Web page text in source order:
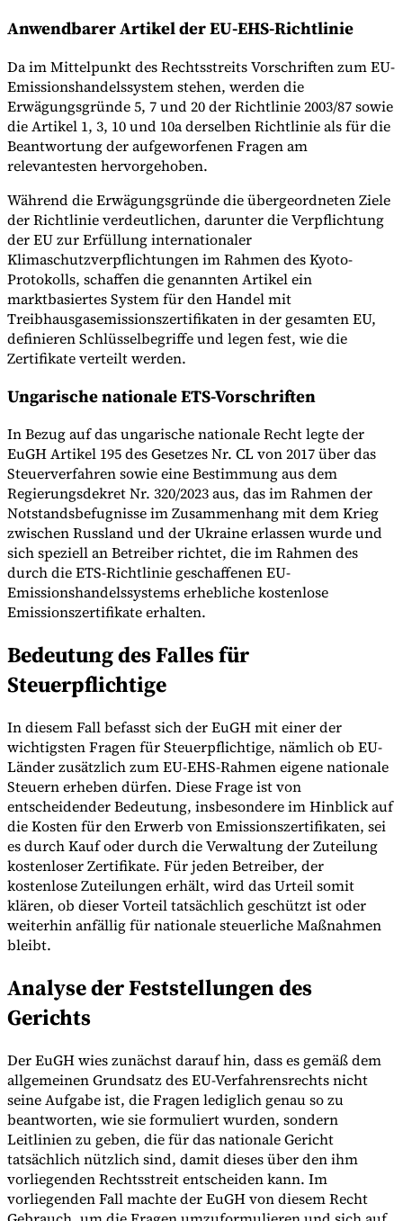
Anwendbarer Artikel der EU-EHS-Richtlinie
Da im Mittelpunkt des Rechtsstreits Vorschriften zum EU-
Emissionshandelssystem stehen, werden die
Erwägungsgründe 5, 7 und 20 der Richtlinie 2003/87 sowie
die Artikel 1, 3, 10 und 10a derselben Richtlinie als für die
Beantwortung der aufgeworfenen Fragen am
relevantesten hervorgehoben.
Während die Erwägungsgründe die übergeordneten Ziele
der Richtlinie verdeutlichen, darunter die Verpflichtung
der EU zur Erfüllung internationaler
Klimaschutzverpflichtungen im Rahmen des Kyoto-
Protokolls, schaffen die genannten Artikel ein
marktbasiertes System für den Handel mit
Treibhausgasemissionszertifikaten in der gesamten EU,
definieren Schlüsselbegriffe und legen fest, wie die
Zertifikate verteilt werden.
Ungarische nationale ETS-Vorschriften
In Bezug auf das ungarische nationale Recht legte der
EuGH Artikel 195 des Gesetzes Nr. CL von 2017 über das
Steuerverfahren sowie eine Bestimmung aus dem
Regierungsdekret Nr. 320/2023 aus, das im Rahmen der
Notstandsbefugnisse im Zusammenhang mit dem Krieg
zwischen Russland und der Ukraine erlassen wurde und
sich speziell an Betreiber richtet, die im Rahmen des
durch die ETS-Richtlinie geschaffenen EU-
Emissionshandelssystems erhebliche kostenlose
Emissionszertifikate erhalten.
Bedeutung des Falles für
Steuerpflichtige
In diesem Fall befasst sich der EuGH mit einer der
wichtigsten Fragen für Steuerpflichtige, nämlich ob EU-
Länder zusätzlich zum EU-EHS-Rahmen eigene nationale
Steuern erheben dürfen. Diese Frage ist von
entscheidender Bedeutung, insbesondere im Hinblick auf
die Kosten für den Erwerb von Emissionszertifikaten, sei
es durch Kauf oder durch die Verwaltung der Zuteilung
kostenloser Zertifikate. Für jeden Betreiber, der
kostenlose Zuteilungen erhält, wird das Urteil somit
klären, ob dieser Vorteil tatsächlich geschützt ist oder
weiterhin anfällig für nationale steuerliche Maßnahmen
bleibt.
Analyse der Feststellungen des
Gerichts
Der EuGH wies zunächst darauf hin, dass es gemäß dem
allgemeinen Grundsatz des EU-Verfahrensrechts nicht
seine Aufgabe ist, die Fragen lediglich genau so zu
beantworten, wie sie formuliert wurden, sondern
Leitlinien zu geben, die für das nationale Gericht
tatsächlich nützlich sind, damit dieses über den ihm
vorliegenden Rechtsstreit entscheiden kann. Im
vorliegenden Fall machte der EuGH von diesem Recht